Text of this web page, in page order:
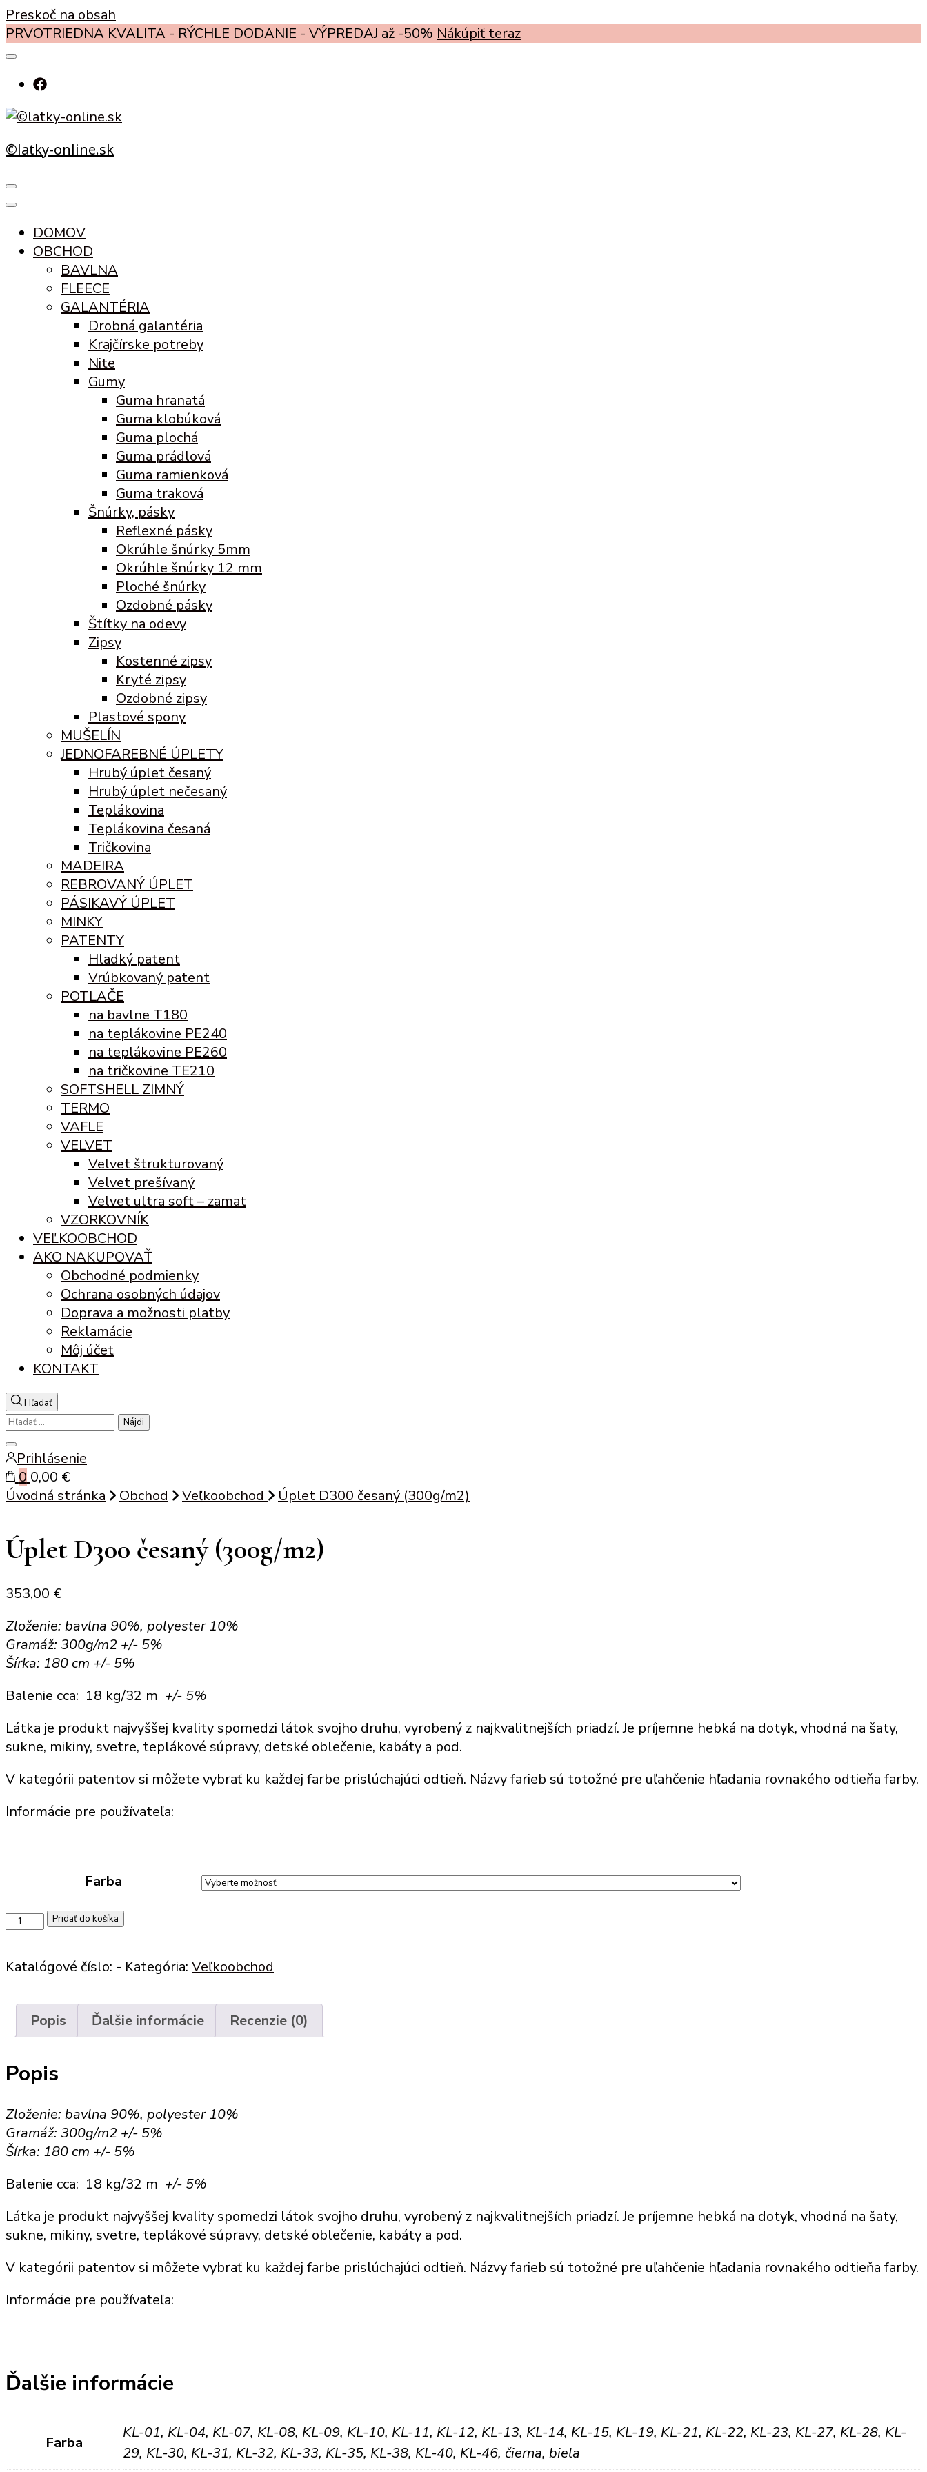
Preskoč na obsah
PRVOTRIEDNA KVALITA - RÝCHLE DODANIE - VÝPREDAJ až -50% Nákúpiť teraz
©latky-online.sk
DOMOV
OBCHOD
BAVLNA
FLEECE
GALANTÉRIA
Drobná galantéria
Krajčírske potreby
Nite
Gumy
Guma hranatá
Guma klobúková
Guma plochá
Guma prádlová
Guma ramienková
Guma traková
Šnúrky, pásky
Reflexné pásky
Okrúhle šnúrky 5mm
Okrúhle šnúrky 12 mm
Ploché šnúrky
Ozdobné pásky
Štítky na odevy
Zipsy
Kostenné zipsy
Kryté zipsy
Ozdobné zipsy
Plastové spony
MUŠELÍN
JEDNOFAREBNÉ ÚPLETY
Hrubý úplet česaný
Hrubý úplet nečesaný
Teplákovina
Teplákovina česaná
Tričkovina
MADEIRA
REBROVANÝ ÚPLET
PÁSIKAVÝ ÚPLET
MINKY
PATENTY
Hladký patent
Vrúbkovaný patent
POTLAČE
na bavlne T180
na teplákovine PE240
na teplákovine PE260
na tričkovine TE210
SOFTSHELL ZIMNÝ
TERMO
VAFLE
VELVET
Velvet štrukturovaný
Velvet prešívaný
Velvet ultra soft – zamat
VZORKOVNÍK
VEĽKOOBCHOD
AKO NAKUPOVAŤ
Obchodné podmienky
Ochrana osobných údajov
Doprava a možnosti platby
Reklamácie
Môj účet
KONTAKT
Hľadať
Hľadať:
Zatvoriť
vyhľadávanie
Prihlásenie
0 0,00 €
Úvodná stránka
Obchod Veľkoobchod Úplet D300 česaný (300g/m2)
Úplet D300 česaný (300g/m2)
353,00 €
Zloženie: bavlna 90%, polyester 10%
Gramáž: 300g/m2 +/- 5%
Šírka: 180 cm +/- 5%
Balenie cca: 18 kg/32 m +/- 5%
Látka je produkt najvyššej kvality spomedzi látok svojho druhu, vyrobený z najkvalitnejších priadzí. Je príjemne hebká na dotyk, vhodná na šaty,
sukne, mikiny, svetre, teplákové súpravy, detské oblečenie, kabáty a pod.
V kategórii patentov si môžete vybrať ku každej farbe prislúchajúci odtieň. Názvy farieb sú totožné pre uľahčenie hľadania rovnakého odtieňa farby.
Informácie pre používateľa:
Farba
množstvo
D300
česaný
Pridať do košíka
Katalógové číslo: - Kategória: Veľkoobchod
Popis Ďalšie informácie Recenzie (0)
Popis
Zloženie: bavlna 90%, polyester 10%
Gramáž: 300g/m2 +/- 5%
Šírka: 180 cm +/- 5%
Balenie cca: 18 kg/32 m +/- 5%
Látka je produkt najvyššej kvality spomedzi látok svojho druhu, vyrobený z najkvalitnejších priadzí. Je príjemne hebká na dotyk, vhodná na šaty,
sukne, mikiny, svetre, teplákové súpravy, detské oblečenie, kabáty a pod.
V kategórii patentov si môžete vybrať ku každej farbe prislúchajúci odtieň. Názvy farieb sú totožné pre uľahčenie hľadania rovnakého odtieňa farby.
Informácie pre používateľa:
Ďalšie informácie
Farba
KL-01, KL-04, KL-07, KL-08, KL-09, KL-10, KL-11, KL-12, KL-13, KL-14, KL-15, KL-19, KL-21, KL-22, KL-23, KL-27, KL-28, KL-
29, KL-30, KL-31, KL-32, KL-33, KL-35, KL-38, KL-40, KL-46, čierna, biela